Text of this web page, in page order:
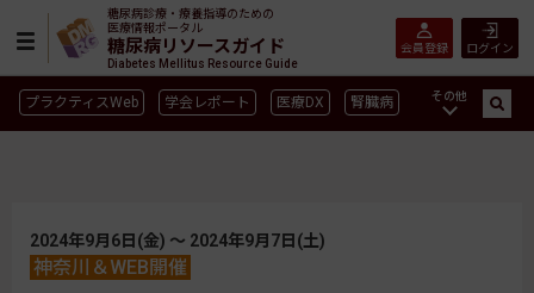
糖尿病診療・療養指導のための
医療情報ポータル
糖尿病リソースガイド
Diabetes Mellitus Resource Guide
ログイン
会員登録
プラクティスWeb 学会レポート 医療DX 腎臓病
合併症 ガイドライン
その他
2024年9月6日(金) 〜 2024年9月7日(土)
神奈川＆WEB開催